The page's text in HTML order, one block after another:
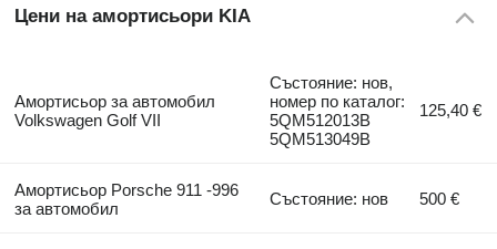
Цени на амортисьори KIA
Амортисьор за автомобил
Volkswagen Golf VII
Състояние: нов,
номер по каталог:
5QM512013B
5QM513049B
125,40 €
Амортисьор Porsche 911 -996
за автомобил
Състояние: нов 500 €